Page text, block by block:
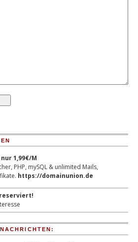
1,99€/M
PHP, mySQL & unlimited Mails,
https://domainunion.de